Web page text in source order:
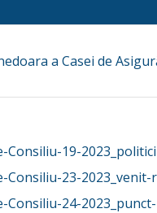
Consiliu-19-
Consiliu-23-
Consiliu-24-